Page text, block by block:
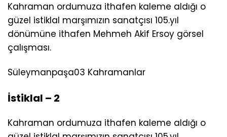
Kahraman ordumuza ithafen kaleme aldığı o
güzel istiklal marşımızın sanatçısı 105.yıl
dönümüne ithafen Mehmeh Akif Ersoy görsel
çalışması.
Süleymanpaşa03 Kahramanlar
İstiklal – 2
Kahraman ordumuza ithafen kaleme aldığı o